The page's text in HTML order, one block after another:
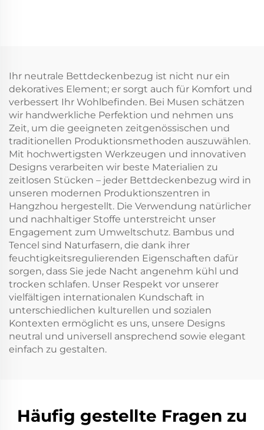
(Dunkelblau)
Matratzenschoner
waschbar (Weiß)
Ihr neutrale Bettdeckenbezug ist nicht nur ein
dekoratives Element; er sorgt auch für Komfort und
verbessert Ihr Wohlbefinden. Bei Musen schätzen
wir handwerkliche Perfektion und nehmen uns
Zeit, um die geeigneten zeitgenössischen und
traditionellen Produktionsmethoden auszuwählen.
Mit hochwertigsten Werkzeugen und innovativen
Designs verarbeiten wir beste Materialien zu
zeitlosen Stücken – jeder Bettdeckenbezug wird in
unseren modernen Produktionszentren in
Hangzhou hergestellt. Die Verwendung natürlicher
und nachhaltiger Stoffe unterstreicht unser
Engagement zum Umweltschutz. Bambus und
Tencel sind Naturfasern, die dank ihrer
feuchtigkeitsregulierenden Eigenschaften dafür
sorgen, dass Sie jede Nacht angenehm kühl und
trocken schlafen. Unser Respekt vor unserer
vielfältigen internationalen Kundschaft in
unterschiedlichen kulturellen und sozialen
Kontexten ermöglicht es uns, unsere Designs
neutral und universell ansprechend sowie elegant
einfach zu gestalten.
Häufig gestellte Fragen zu